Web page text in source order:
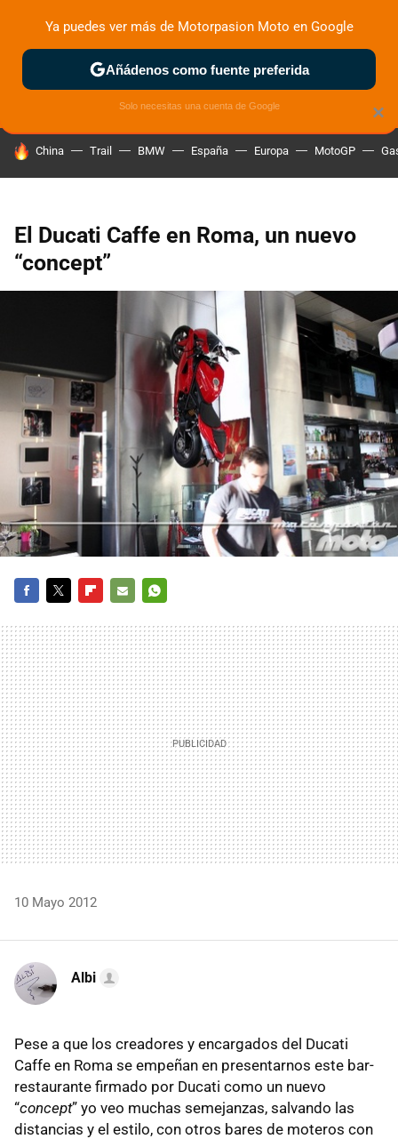
ZONA DE PRUEBAS DEPORTIVAS MOTOS ELÉCTRICAS
HOY SE HABLA DE
China Trail BMW España Europa MotoGP
El Ducati Caffe en Roma, un nuevo
“concept”
MAIL
10 Mayo 2012
Albi
Pese a que los creadores y encargados del Ducati
Caffe en Roma se empeñan en presentarnos este bar-
restaurante firmado por Ducati como un nuevo
“concept” yo veo muchas semejanzas, salvando las
distancias y el estilo, con otros bares de moteros con
×
Ya puedes ver más de Motorpasion Moto en Google
Añádenos como fuente preferida
Solo necesitas una cuenta de Google